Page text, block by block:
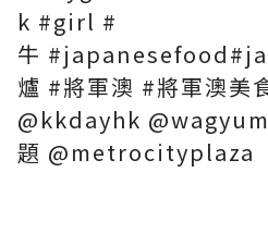
k #girl #
牛 #japanesefood
爐 #將軍澳 #將軍澳美
@kkdayhk
題 @metrocityplaza